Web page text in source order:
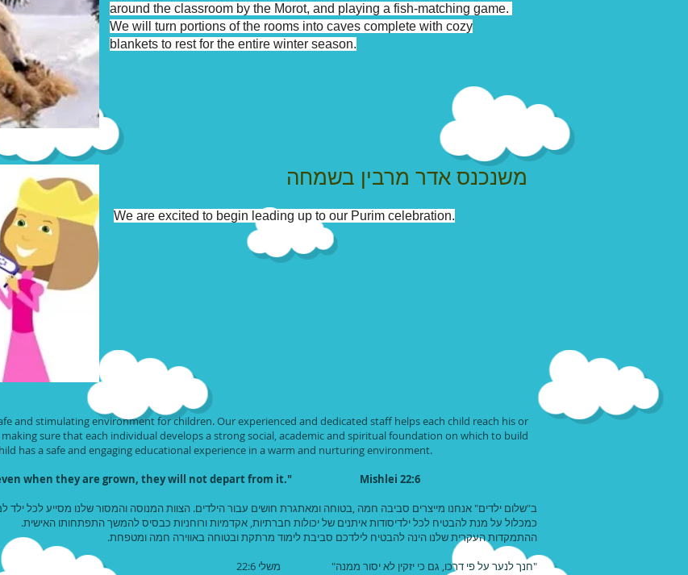
around the classroom by the Morot, and playing a fish-matching game.
We will turn portions of the rooms into caves complete with cozy
blankets to rest for the entire winter season.
משנכנס אדר מרבין בשמחה
We are excited to begin leading up to our Purim celebration.
and stimulating environment for children. Our experienced and dedicated staff helps each child reach his or
sure that each individual develops a strong social, academic and spiritual foundation on which to build
has a safe and engaging educational experience in a warm and nurturing environment.
even when they are grown, they will not depart from it." Mishlei 22:6
ב"שלום ילדים" אנחנו מייצרים סביבה חמה ,בטוחה ומאתגרת חושים עבור הילדים. הצוות המנוסה והמסור שלנו מסייע לכל
כמכלול על מנת להבטיח לכל ילדיסודות איתנים של יכולות חברתיות, אקדמיות ורוחניות כבסיס להמשך התפתחותו האישית.
ההתמקדות העקרית שלנו הינה להבטיח לילדכם סביבת לימוד מרתקת ובטוחה באווירה חמה ומטפחת.
"חנך לנער על פי דרכו, גם כי יזקין לא יסור ממנה" משלי 22:6